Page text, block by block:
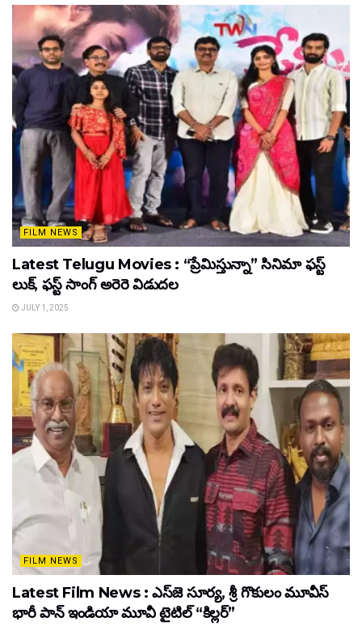
FILM NEWS
Latest Telugu Movies : “ప్రేమిస్తున్నా” సినిమా ఫస్ట్
లుక్, ఫస్ట్ సాంగ్ అరెరె విడుదల
JULY 1, 2025
FILM NEWS
Latest Film News : ఎస్‌జె సూర్య, శ్రీ గొకులం మూవీస్‌
భారీ పాన్‌ ఇండియా మూవీ టైటిల్ “కిల్లర్”